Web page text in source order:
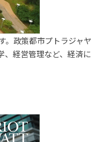
政策都市プトラジャ
経営管理など、経済